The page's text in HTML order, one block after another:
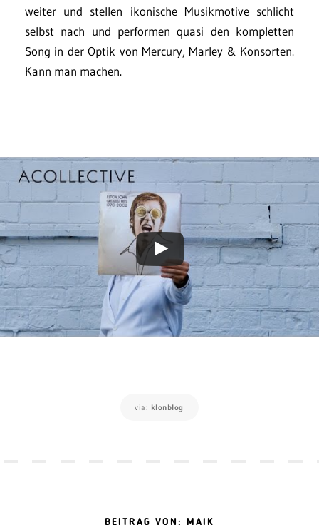
weiter und stellen ikonische Musikmotive schlicht
selbst nach und performen quasi den kompletten
Song in der Optik von Mercury, Marley & Konsorten.
Kann man machen.
via: klonblog
BEITRAG VON: MAIK